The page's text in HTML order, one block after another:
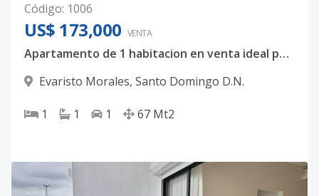
Código: 1006
US$ 173,000 VENTA
Apartamento de 1 habitacion en venta ideal para inversion Evaristo Morales con Area Social en el roof top
Evaristo Morales, Santo Domingo D.N.
1 1 1 67 Mt2